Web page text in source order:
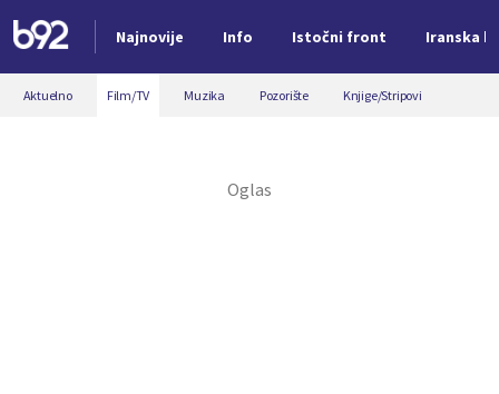
Najnovije Info Istočni front Iranska
Nova vest
Aktuelno Film/TV Muzika Pozorište Knjige/Stripovi